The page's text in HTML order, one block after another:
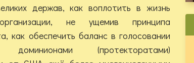
держав, как воплотить в жизнь
не ущемив принципа
как обеспечить баланс в голосовании
(протекторатами)